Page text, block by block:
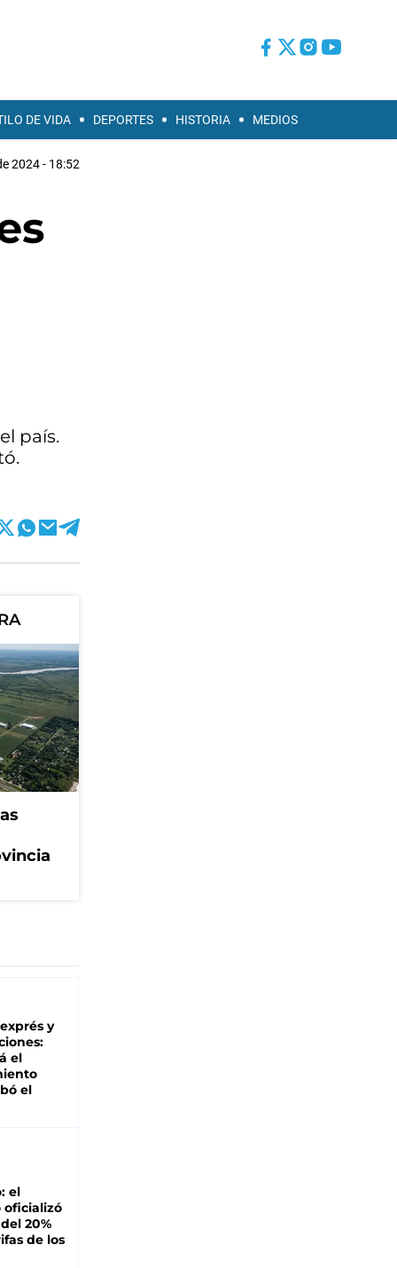
DE VIDA DEPORTES HISTORIA MEDIOS
2024 - 18:52
país.
y
el
el
el
oficializó
20%
de los